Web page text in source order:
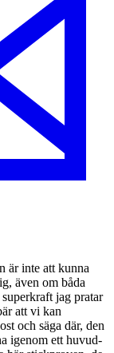
är inte att kunna
även om båda
jag pratar
att vi kan
och säga där, den
igenom ett huvud­